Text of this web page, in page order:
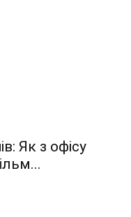
Як з офісу